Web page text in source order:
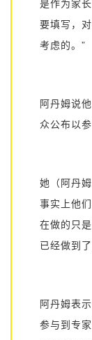
要填写，
考虑的。”
阿丹姆说
众公布以参
她（阿丹姆
事实上他
在做的只
已经做到
阿丹姆表示
参与到专